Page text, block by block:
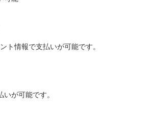
ト情報で支払いが可能です。
いが可能です。